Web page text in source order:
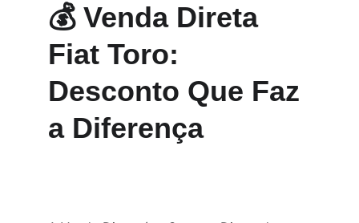
💰 Venda Direta
Fiat Toro:
Desconto Que Faz
a Diferença